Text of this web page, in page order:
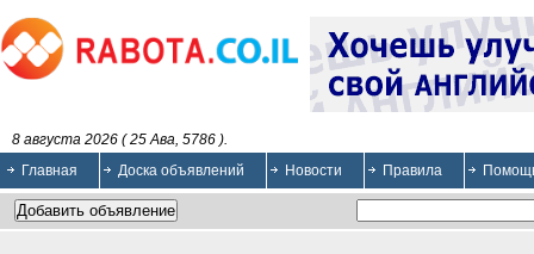
8 августа 2026 ( 25 Ава, 5786 ).
Главная
Доска объявлений Новости Правила